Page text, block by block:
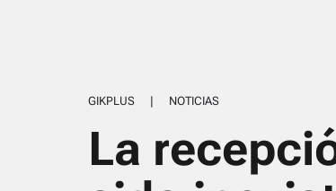
GIKPLUS | NOTICIAS
La